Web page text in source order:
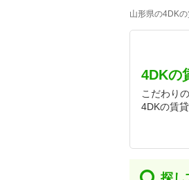
山形県の4DK
4DKの
こだわり
4DKの賃